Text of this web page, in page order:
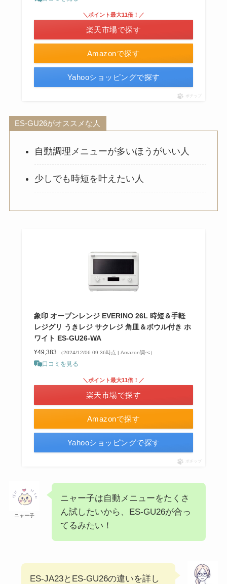
Amazonで探す
＼ポイント最大11倍！／
楽天市場で探す
Yahooショッピングで探す
ポチップ
ES-GU26がオススメな人
自動調理メニューが多いほうがいい人
少しでも時短を叶えたい人
象印 オーブンレンジ EVERINO 26L 時短＆手軽
レジグリ うきレジ サクレジ 角皿＆ボウル付き ホ
ワイト ES-GU26-WA
¥49,383 （2024/12/06 09:36時点 | Amazon調べ）
口コミを見る
Amazonで探す
＼ポイント最大11倍！／
楽天市場で探す
Yahooショッピングで探す
ポチップ
ニャー子
ニャー子は自動メニューをたくさ
ん試したいから、ES-GU26が合っ
てるみたい！
ES-JA23とES-GU26の違いを詳し